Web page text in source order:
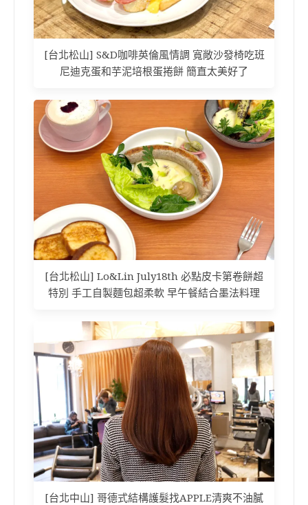
[台北松山] S&D咖啡英倫風情調 寬敞沙發椅吃班
尼迪克蛋和芋泥培根蛋捲餅 簡直太美好了
[台北松山] Lo&Lin July18th 必點皮卡第卷餅超
特別 手工自製麵包超柔軟 早午餐結合墨法料理
[台北中山] 哥德式結構護髮找APPLE清爽不油膩